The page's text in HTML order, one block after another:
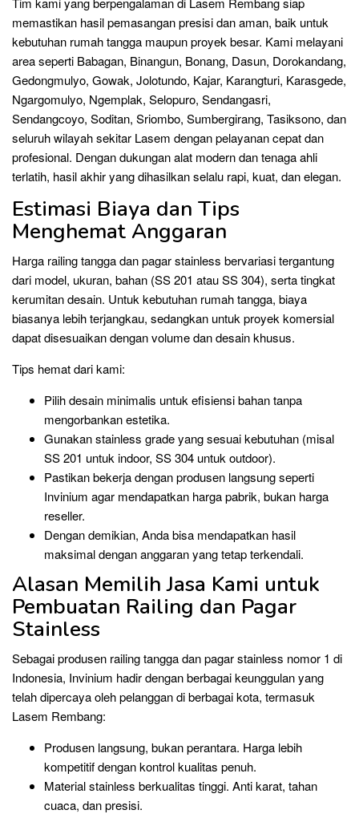
memastikan hasil pemasangan presisi dan aman, baik untuk
kebutuhan rumah tangga maupun proyek besar. Kami melayani
area seperti Babagan, Binangun, Bonang, Dasun, Dorokandang,
Gedongmulyo, Gowak, Jolotundo, Kajar, Karangturi, Karasgede,
Ngargomulyo, Ngemplak, Selopuro, Sendangasri,
Sendangcoyo, Soditan, Sriombo, Sumbergirang, Tasiksono, dan
seluruh wilayah sekitar Lasem dengan pelayanan cepat dan
profesional. Dengan dukungan alat modern dan tenaga ahli
terlatih, hasil akhir yang dihasilkan selalu rapi, kuat, dan elegan.
Estimasi Biaya dan Tips
Menghemat Anggaran
Harga railing tangga dan pagar stainless bervariasi tergantung
dari model, ukuran, bahan (SS 201 atau SS 304), serta tingkat
kerumitan desain. Untuk kebutuhan rumah tangga, biaya
biasanya lebih terjangkau, sedangkan untuk proyek komersial
dapat disesuaikan dengan volume dan desain khusus.
Tips hemat dari kami:
Pilih desain minimalis untuk efisiensi bahan tanpa
mengorbankan estetika.
Gunakan stainless grade yang sesuai kebutuhan (misal
SS 201 untuk indoor, SS 304 untuk outdoor).
Pastikan bekerja dengan produsen langsung seperti
Invinium agar mendapatkan harga pabrik, bukan harga
reseller.
Dengan demikian, Anda bisa mendapatkan hasil
maksimal dengan anggaran yang tetap terkendali.
Alasan Memilih Jasa Kami untuk
Pembuatan Railing dan Pagar
Stainless
Sebagai produsen railing tangga dan pagar stainless nomor 1 di
Indonesia, Invinium hadir dengan berbagai keunggulan yang
telah dipercaya oleh pelanggan di berbagai kota, termasuk
Lasem Rembang:
Produsen langsung, bukan perantara. Harga lebih
kompetitif dengan kontrol kualitas penuh.
Material stainless berkualitas tinggi. Anti karat, tahan
cuaca, dan presisi.